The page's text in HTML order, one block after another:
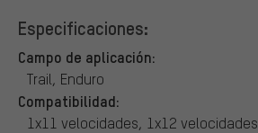
Especificaciones:
Campo de aplicación:
Trail, Enduro
Compatibilidad:
1x11 velocidades, 1x12 velocidades